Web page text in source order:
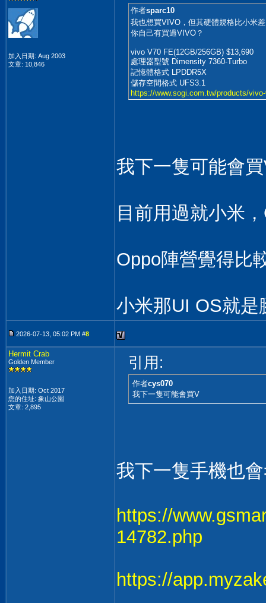
加入日期: Aug 2003
文章: 10,846
作者sparc10
我也想買VIVO，但其硬體規格比小米
你自己有買過VIVO？
vivo V70 FE(12GB/256GB) $13,690
處理器型號 Dimensity 7360-Turbo
記憶體格式 LPDDR5X
儲存空間格式 UFS3.1
https://www.sogi.com.tw/products/
我下一隻可能會
目前用過就小米
Oppo陣營覺得比
小米那UI OS就是
2026-07-13, 05:02 PM #8
Hermit Crab
Golden Member
加入日期: Oct 2017
您的住址: 象山公園
文章: 2,895
引用:
作者cys070
我下一隻可能會買V
我下一隻手機也
https://
14782.php
https://